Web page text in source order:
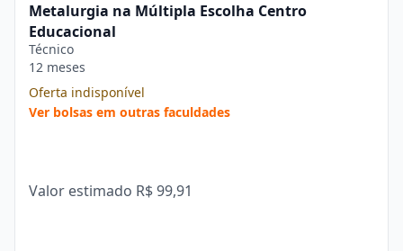
Metalurgia na Múltipla Escolha Centro
Educacional
Técnico
12 meses
Oferta indisponível
Ver bolsas em outras faculdades
Valor estimado R$ 99,91